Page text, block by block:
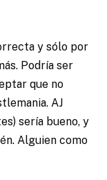
y sólo por
Podría ser
que no
AJ
sería bueno, y
Alguien como